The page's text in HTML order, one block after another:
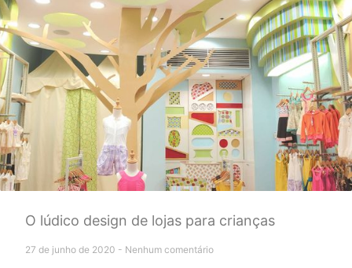
O lúdico design de lojas para crianças
27 de junho de 2020 Nenhum comentário